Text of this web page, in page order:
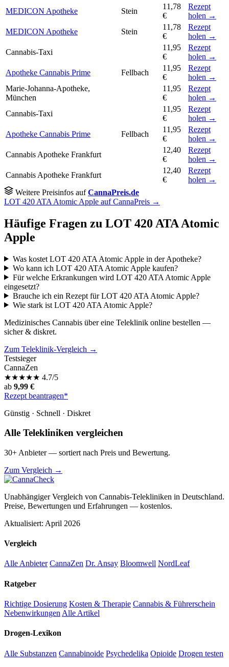
MEDICON Apotheke
Stein
11,78
€
Rezept
holen →
MEDICON Apotheke
Stein
11,78
€
Rezept
holen →
Cannabis-Taxi
11,95
€
Rezept
holen →
Apotheke Cannabis Prime
Fellbach
11,95
€
Rezept
holen →
Marie-Johanna-Apotheke,
München
11,95
€
Rezept
holen →
Cannabis-Taxi
11,95
€
Rezept
holen →
Apotheke Cannabis Prime
Fellbach
11,95
€
Rezept
holen →
Cannabis Apotheke Frankfurt
12,40
€
Rezept
holen →
Cannabis Apotheke Frankfurt
12,40
€
Rezept
holen →
Weitere Preisinfos aufCannaPreis.de
LOT 420 ATA Atomic Apple auf CannaPreis →
Häufige Fragen zu LOT 420 ATA Atomic
Apple
Was kostet LOT 420 ATA Atomic Apple in der Apotheke?
Wo kann ich LOT 420 ATA Atomic Apple kaufen?
Für welche Erkrankungen wird LOT 420 ATA Atomic Apple
eingesetzt?
Brauche ich ein Rezept für LOT 420 ATA Atomic Apple?
Wie stark ist LOT 420 ATA Atomic Apple?
Medizinisches Cannabis über eine Teleklinik online bestellen —
sicher & diskret.
Zum Teleklinik-Vergleich →
Testsieger
CannaZen
★★★★★ 4.7/5
ab 9,99 €
Rezept beantragen*
Günstig · Schnell · Diskret
Alle Telekliniken vergleichen
30+ Anbieter — sortiert nach Preis und Bewertung.
Zum Vergleich →
Unabhängiger Vergleich von Cannabis-Telekliniken in Deutschland.
Preise, Bewertungen und Erfahrungen — kostenlos.
Aktualisiert: April 2026
Vergleich
Alle Anbieter CannaZen Dr. Ansay Bloomwell NordLeaf
Ratgeber
Richtige Dosierung Kosten & Therapie Cannabis & Führerschein
Nebenwirkungen Alle Artikel
Drogen-Lexikon
Alle Substanzen Cannabinoide Psychedelika Opioide Drogen testen